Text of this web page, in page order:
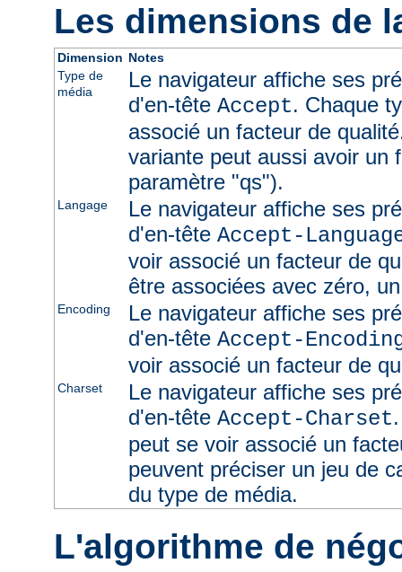
Les dimensions de
Dimension Notes
Type de
média
Le navigateur affiche ses
d'en-tête Accept. Chaque
associé un facteur de
variante peut aussi avoir un
paramètre "qs").
Langage
Le navigateur affiche ses
d'en-tête Accept-
voir associé un facteur de
être associées avec zéro,
Encoding
Le navigateur affiche ses
d'en-tête Accept-
voir associé un facteur de
Charset
Le navigateur affiche ses
d'en-tête Accept-Charset
peut se voir associé un
peuvent préciser un jeu de
du type de média.
L'algorithme de